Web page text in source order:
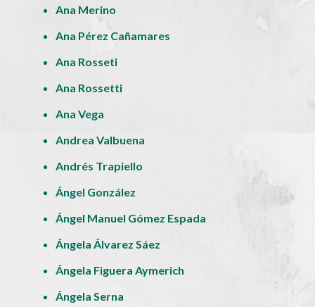
Ana Merino
Ana Pérez Cañamares
Ana Rosseti
Ana Rossetti
Ana Vega
Andrea Valbuena
Andrés Trapiello
Ángel González
Ángel Manuel Gómez Espada
Ángela Álvarez Sáez
Ángela Figuera Aymerich
Ángela Serna